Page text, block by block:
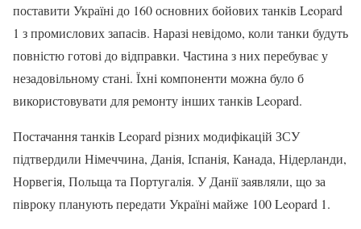
поставити Україні до 160 основних бойових танків Leopard
1 з промислових запасів. Наразі невідомо, коли танки будуть
повністю готові до відправки. Частина з них перебуває у
незадовільному стані. Їхні компоненти можна було б
використовувати для ремонту інших танків Leopard.
Постачання танків Leopard різних модифікацій ЗСУ
підтвердили Німеччина, Данія, Іспанія, Канада, Нідерланди,
Норвегія, Польща та Португалія. У Данії заявляли, що за
півроку планують передати Україні майже 100 Leopard 1.